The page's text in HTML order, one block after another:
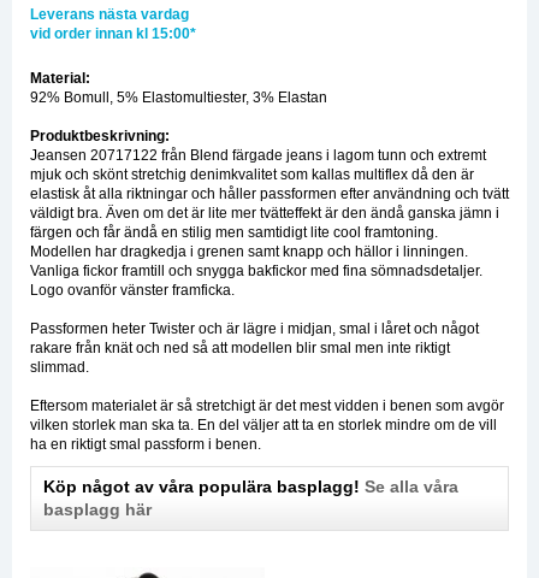
Leverans nästa vardag
vid order innan kl 15:00*
Material:
92% Bomull, 5% Elastomultiester, 3% Elastan
Produktbeskrivning:
Jeansen 20717122 från Blend färgade jeans i lagom tunn och extremt
mjuk och skönt stretchig denimkvalitet som kallas multiflex då den är
elastisk åt alla riktningar och håller passformen efter användning och tvätt
väldigt bra. Även om det är lite mer tvätteffekt är den ändå ganska jämn i
färgen och får ändå en stilig men samtidigt lite cool framtoning.
Modellen har dragkedja i grenen samt knapp och hällor i linningen.
Vanliga fickor framtill och snygga bakfickor med fina sömnadsdetaljer.
Logo ovanför vänster framficka.
Passformen heter Twister och är lägre i midjan, smal i låret och något
rakare från knät och ned så att modellen blir smal men inte riktigt
slimmad.
Eftersom materialet är så stretchigt är det mest vidden i benen som avgör
vilken storlek man ska ta. En del väljer att ta en storlek mindre om de vill
ha en riktigt smal passform i benen.
Köp något av våra populära basplagg! Se alla våra
basplagg här